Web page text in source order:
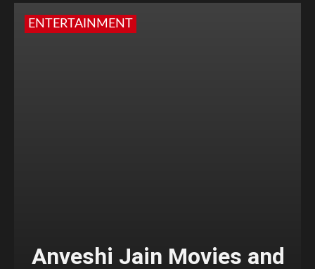
ENTERTAINMENT
Anveshi Jain Movies and